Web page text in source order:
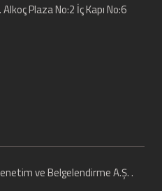
Plaza No:2 İç Kapı No:6
ve Belgelendirme A.Ş. .